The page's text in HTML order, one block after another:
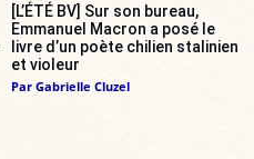
[L’ÉTÉ BV] Sur son bureau,
Emmanuel Macron a posé le
livre d’un poète chilien stalinien
et violeur
Par Gabrielle Cluzel